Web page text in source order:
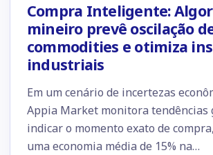
Compra Inteligente:
mineiro prevê oscilação
commodities e otimiza
industriais
Em um cenário de incertezas
Appia Market monitora tendências
indicar o momento exato de
uma economia média de 15% na…